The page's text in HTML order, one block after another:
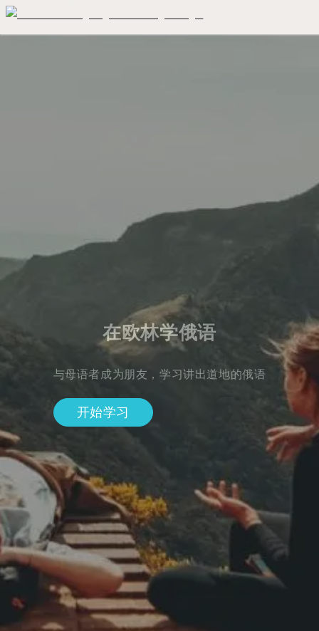
在欧林学俄语
与母语者成为朋友，学习讲出道地的俄语
开始学习